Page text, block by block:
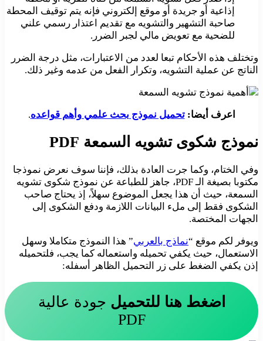
إذاعية أو جريدة أو موقع إلكتروني فإنه يتم توقيف المحطة
صاحبة التشهير والتشويه مع تقديم اعتذار رسمي علني
للضحية مع تعويض مالي لجبر الضرر.
وتختلف هذه الأحكام تبعا لعدد من الاعتبارات، مثل درجة الضرر
الناتج عن عملية التشويه، وتكرار الفعل من عدمه وغير ذلك.
اعرف أيضا: تحميل نموذج بحث علمي وأهم قواعده.
نموذج شكوى تشويه السمعة PDF
وفي الختام، وكما جرت العادة بذلك، فإننا سوف نعرض نموذجا
مكتوبا بصيغة الـ PDF، جاهز للطباعة عن نموذج شكوى تشويه
السمعة، حيث أن هذا يجعل الموضوع سهلاً، إذ يحتاج صاحب
الشكوى فقط إلى ملء البيانات اللازمة ودفع الشكوى إلى
الجهات المختصة.
ويوفر لكم موقع “نماذج بالعربي” هذا النموذج متكاملا وسهل
الاستعمال، حيث يكفي تحميله واستعماله كما يجب، فلتحميله
إذن يكفي الضغط على زر التحميل الظاهر أسفله:
اضغط هنا للتحميل جودة عالية
PDF